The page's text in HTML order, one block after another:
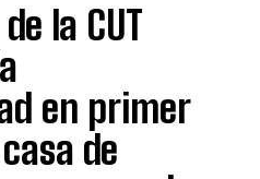
la CUT
en primer
de